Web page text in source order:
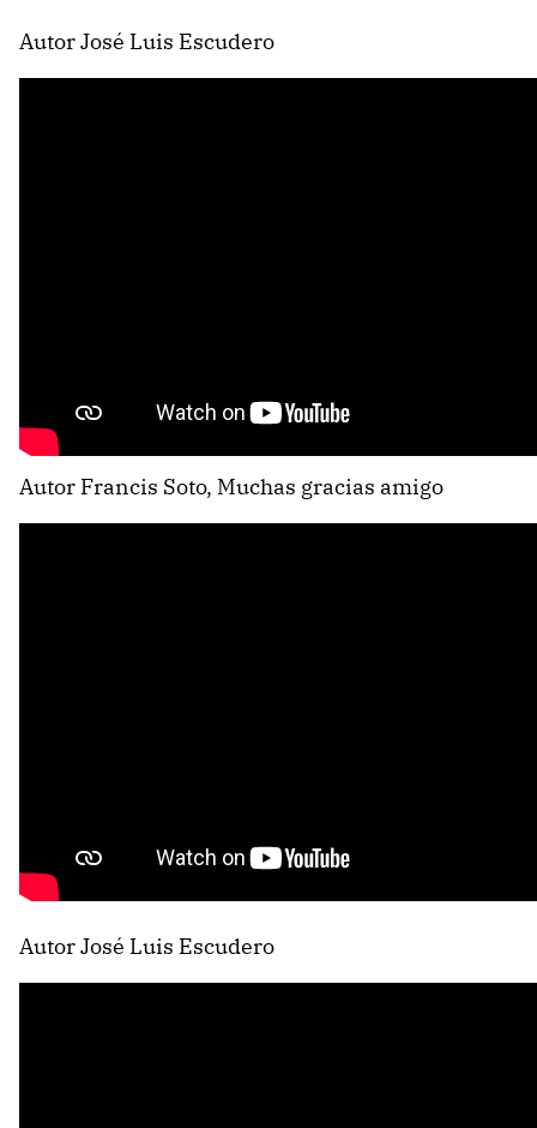
Autor José Luis Escudero
Autor Francis Soto, Muchas gracias amigo
Autor José Luis Escudero